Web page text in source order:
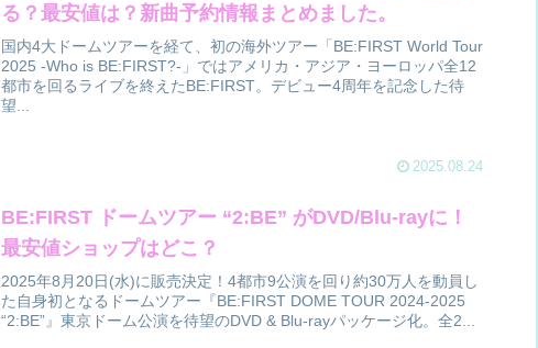
る？最安値は？新曲予約情報まとめました。
国内4大ドームツアーを経て、初の海外ツアー「BE:FIRST World Tour
2025 -Who is BE:FIRST?-」ではアメリカ・アジア・ヨーロッパ全12
都市を回るライブを終えたBE:FIRST。デビュー4周年を記念した待
望...
2025.08.24
BE:FIRST ドームツアー “2:BE” がDVD/Blu-rayに！
最安値ショップはどこ？
2025年8月20日(水)に販売決定！4都市9公演を回り約30万人を動員し
た自身初となるドームツアー『BE:FIRST DOME TOUR 2024-2025
“2:BE”』東京ドーム公演を待望のDVD & Blu-rayパッケージ化。全2...